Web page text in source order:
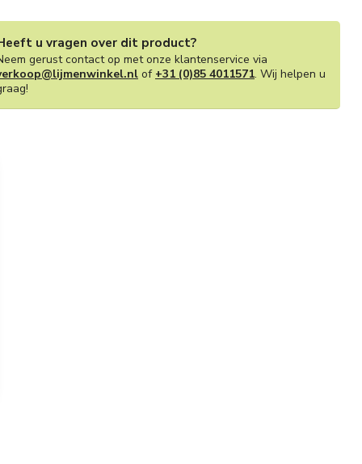
u vragen over dit product?
gerust contact op met onze klantenservice via
of +31 (0)85 4011571. Wij helpen u